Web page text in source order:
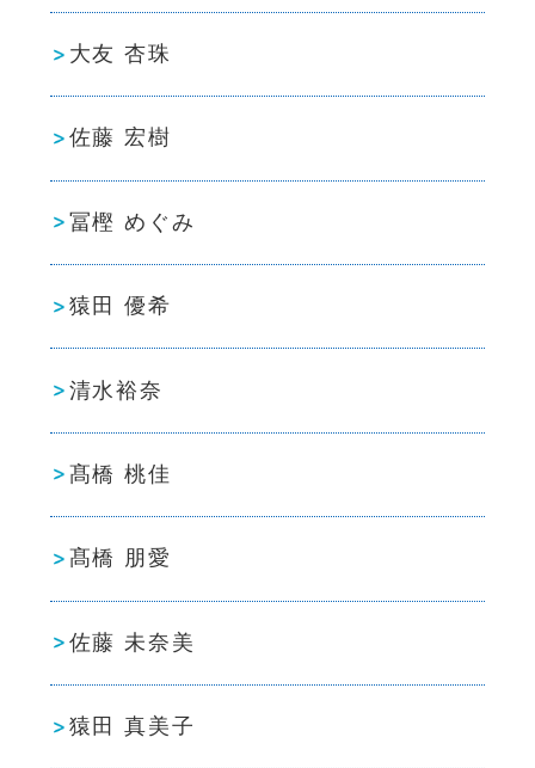
大友 杏珠
佐藤 宏樹
冨樫 めぐみ
猿田 優希
清水裕奈
髙橋 桃佳
髙橋 朋愛
佐藤 未奈美
猿田 真美子